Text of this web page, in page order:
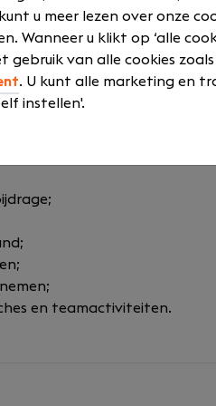
advieskantoor waar
veel verantwoordelijkheid,
zijn onderdeel van de
van ervaring;
desgewenst uit te
voor zakelijke reizen;
en teamactiviteiten.
u meer lezen over onze
Wanneer u klikt op ‘alle
gebruik van alle cookies zoals
. U kunt alle marketing en
instellen'.